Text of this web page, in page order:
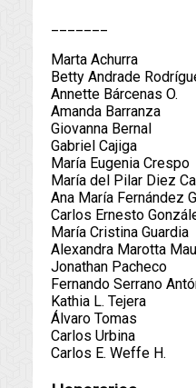
Marta Achurra
Betty Andrade
Annette Bárcenas O.
Amanda Barranza
Giovanna Bernal
Gabriel Cajiga
María Eugenia Crespo
María del Pilar Diez
Ana María Fernández
Carlos Ernesto
María Cristina Guardia
Alexandra Marotta
Jonathan Pacheco
Fernando Serrano
Kathia L. Tejera
Álvaro Tomas
Carlos Urbina
Carlos E. Weffe H.